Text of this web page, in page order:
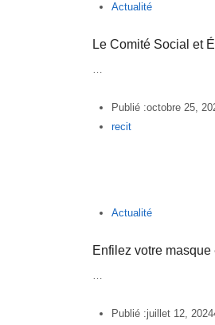
Actualité
Le Comité Social et
…
Publié :octobre 25,
Author
recit
Actualité
Enfilez votre
…
Publié :juillet 12, 2024